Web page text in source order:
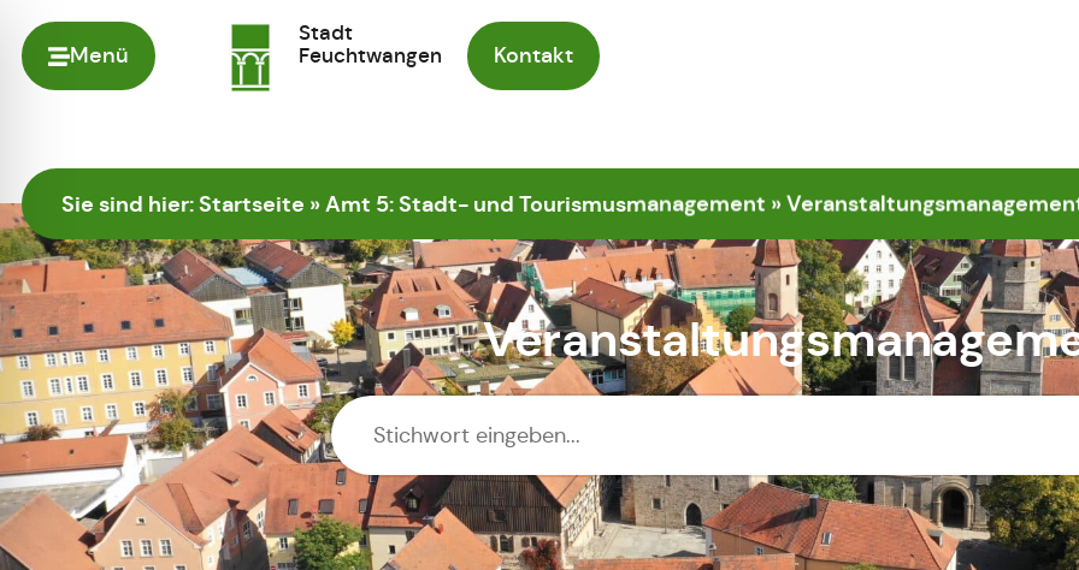
Menü
Stadt
Feuchtwangen
Kontakt
Sie sind hier:Startseite » Amt 5: Stadt- und Tourismusmanagement »